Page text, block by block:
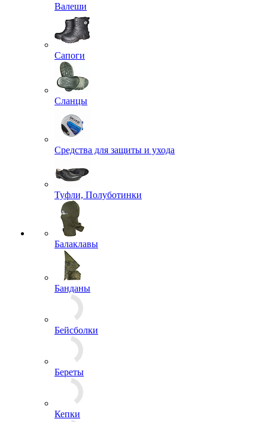
Валеши
Сапоги
Сланцы
Средства для защиты и ухода
Туфли, Полуботинки
Балаклавы
Банданы
Бейсболки
Береты